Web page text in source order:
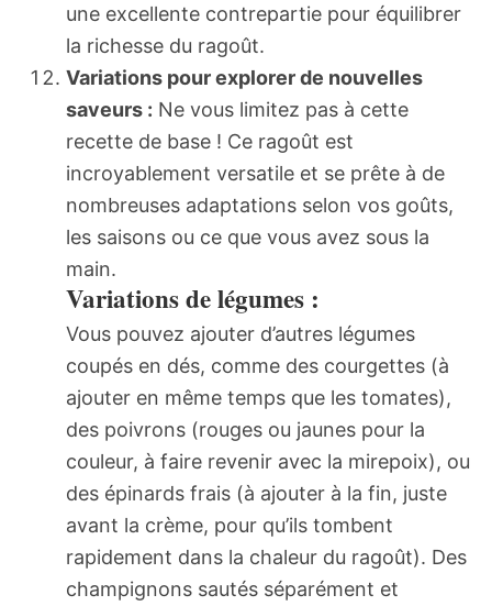
une excellente contrepartie pour équilibrer
la richesse du ragoût.
Variations pour explorer de nouvelles
saveurs : Ne vous limitez pas à cette
recette de base ! Ce ragoût est
incroyablement versatile et se prête à de
nombreuses adaptations selon vos goûts,
les saisons ou ce que vous avez sous la
main.
Variations de légumes :
Vous pouvez ajouter d’autres légumes
coupés en dés, comme des courgettes (à
ajouter en même temps que les tomates),
des poivrons (rouges ou jaunes pour la
couleur, à faire revenir avec la mirepoix), ou
des épinards frais (à ajouter à la fin, juste
avant la crème, pour qu’ils tombent
rapidement dans la chaleur du ragoût). Des
champignons sautés séparément et